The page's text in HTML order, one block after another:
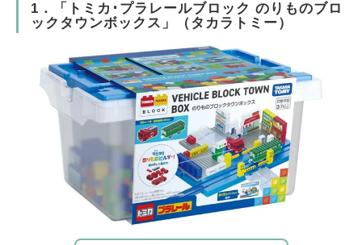
1．「トミカ･プラレールブロック のりものブロ
ックタウンボックス」（タカラトミー）